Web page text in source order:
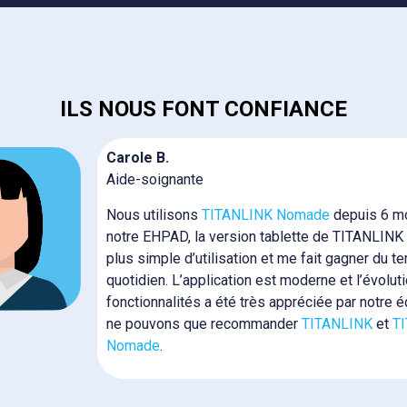
ILS NOUS FONT CONFIANCE
Carole B.
Aide-soignante
Nous utilisons TITANLINK Nomadedepuis 6
notre EHPAD, la version tablette de
plus simple d’utilisation et me fait gagner du
quotidien. L’application est moderne et
fonctionnalités a été très appréciée par notre
ne pouvons que recommander TITANLINKet
Nomade.